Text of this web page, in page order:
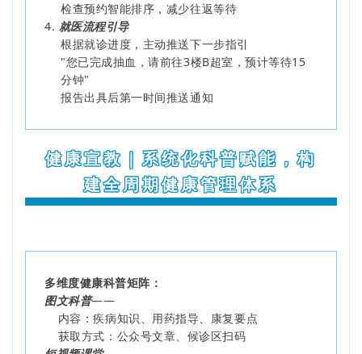
检查预约智能排序，减少往返等待
4. 就医流程引导
根据就诊进度，主动推送下一步指引
"您已完成抽血，请前往3楼B超室，预计等待15
分钟"
报告出具后第一时间推送通知
健康宣教｜系统化科普赋能，构
建全周期健康管理体系
多维度健康科普矩阵：
图文科普——
内容：疾病知识、用药指导、康复要点
获取方式：公众号文章、候诊区扫码